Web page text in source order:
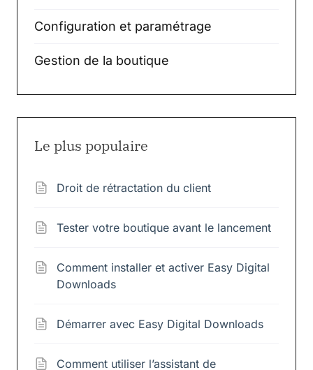
Configuration et paramétrage
Gestion de la boutique
Le plus populaire
Droit de rétractation du client
Tester votre boutique avant le lancement
Comment installer et activer Easy Digital
Downloads
Démarrer avec Easy Digital Downloads
Comment utiliser l’assistant de